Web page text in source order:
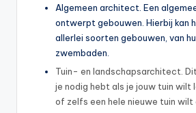
Algemeen architect. Een
ontwerpt gebouwen. Hierbij kan
allerlei soorten gebouwen, van
zwembaden.
Tuin- en landschapsarchitect.
je nodig hebt als je jouw tuin wilt
of zelfs een hele nieuwe tuin wilt